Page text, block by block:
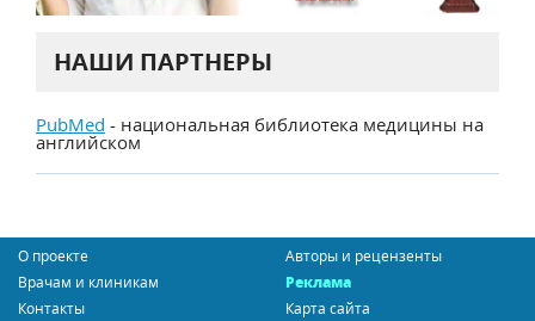
НАШИ ПАРТНЕРЫ
PubMed - национальная библиотека медицины на
английском
О проекте
Авторы и рецензенты
Врачам и клиникам
Реклама
Контакты
Карта сайта